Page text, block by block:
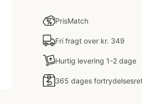
PrisMatch
Fri fragt over kr. 349
Hurtig levering 1-2 dage
365 dages